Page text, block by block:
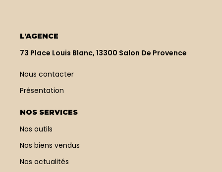
L'AGENCE
73 Place Louis Blanc, 13300 Salon De Provence
Nous contacter
Présentation
NOS SERVICES
Nos outils
Nos biens vendus
Nos actualités